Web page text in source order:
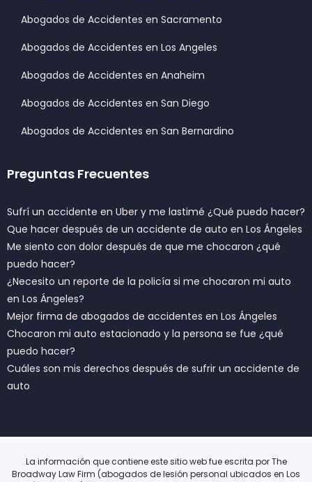
Abogados de Accidentes en Sacramento
Abogados de Accidentes en Los Angeles
Abogados de Accidentes en Anaheim
Abogados de Accidentes en San Diego
Abogados de Accidentes en San Bernardino
Preguntas Frecuentes
Sufrí un accidente en Uber y me lastimé ¿Qué puedo hacer?
Que hacer después de un accidente de auto en Los Ángeles
Me siento con dolor después de que me chocaron ¿qué
puedo hacer?
¿Necesito un reporte de la policía si me chocaron mi auto
en Los Ángeles?
Mejor firma de abogados de accidentes en Los Ángeles
Chocaron mi auto estacionado y la persona se fue ¿qué
puedo hacer?
Cuáles son mis derechos después de sufrir un accidente de
auto
La información que contiene este sitio web fue escrita por The
Broadway Law Firm (abogados de lesión personal ubicados en Los